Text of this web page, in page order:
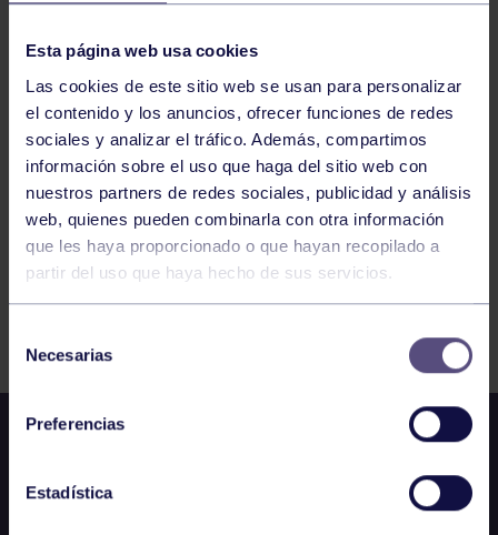
Esta página web usa cookies
Las cookies de este sitio web se usan para personalizar
el contenido y los anuncios, ofrecer funciones de redes
sociales y analizar el tráfico. Además, compartimos
información sobre el uso que haga del sitio web con
nuestros partners de redes sociales, publicidad y análisis
web, quienes pueden combinarla con otra información
que les haya proporcionado o que hayan recopilado a
partir del uso que haya hecho de sus servicios.
Necesarias
Preferencias
Estadística
COMIDA. PARCHIS 2022
1124 1125 1126 1127
1130